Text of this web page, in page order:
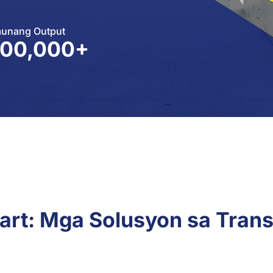
Output
Mga Solusyon sa